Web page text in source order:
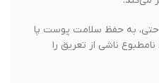
به حفظ سلامت پوست پا
ناشی از تعریق را